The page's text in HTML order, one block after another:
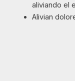
aliviando el
Alivian